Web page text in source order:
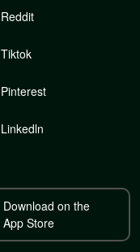
Reddit
Tiktok
Pinterest
Linkedln
Download on the
App Store